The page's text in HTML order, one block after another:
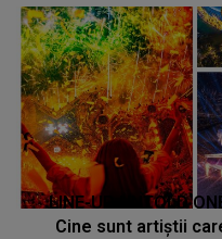
LINE-UP UNTOLD
Cine sunt artiștii